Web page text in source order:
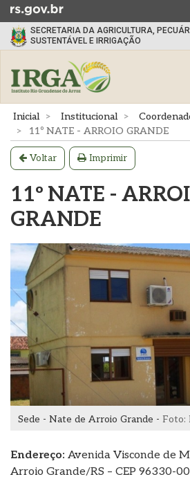
para
para
o
menu
para
busca
SECRETARIA DA AGRICULTURA,
SUSTENTÁVEL E IRRIGAÇÃO
Início
conteúdo
Inicial Institucional
11º NATE - ARROIO GRANDE
Voltar Imprimir
11º NATE -
GRANDE
Sede - Nate de Arroio Grande - Foto:
Endereço: Avenida Visconde de
Arroio Grande/RS – CEP 96330-